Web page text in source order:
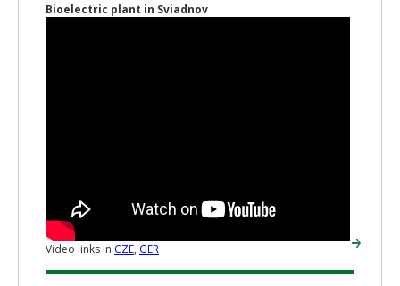
Bioelectric plant in Sviadnov
Video links in CZE, GER